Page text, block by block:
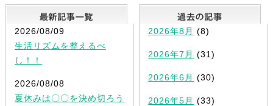
最新記事一覧
2026/08/09
生活リズムを整えるべ
し！！
2026/08/08
夏休みは〇〇を決め切ろう
2026年8月 (8)
2026年7月 (31)
2026年6月 (30)
2026年5月 (33)